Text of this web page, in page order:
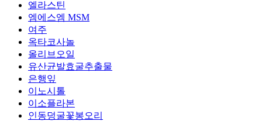
엘라스틴
엠에스엠 MSM
여주
옥타코사놀
올리브오일
유산균발효굴추출물
은행잎
이노시톨
이소플라본
인동덩굴꽃봉오리